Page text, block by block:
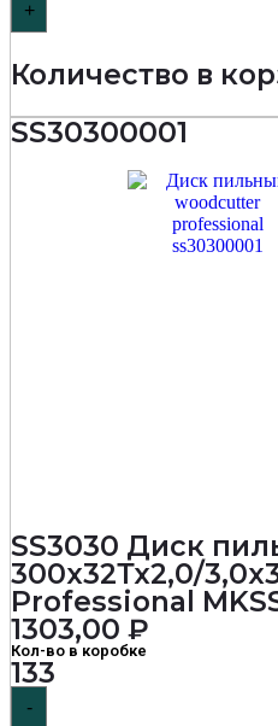
+
Количество в
SS30300001
SS3030 Диск
300х32Тх2,0/
Professional
1303,00 ₽
Кол-во в коробке
133
-